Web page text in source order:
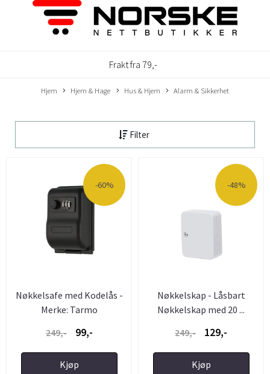
Frakt fra 79,-
Hjem Hjem & Hage Hus & Hjem Alarm & Sikkerhet
Filter
-60%
Nøkkelsafe med Kodelås -
Merke: Tarmo
249,-
99,-
Kjøp
-48%
Nøkkelskap - Låsbart
Nøkkelskap med 20 ...
249,-
129,-
Kjøp